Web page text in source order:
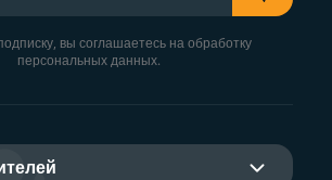
вы соглашаетесь на обработку
персональных данных.